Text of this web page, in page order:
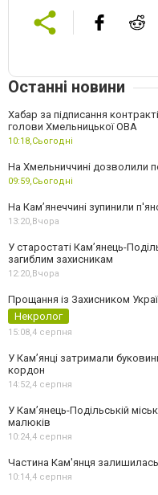
Останні новини
Хабар за підписання
голови Хмельницької ОВА
10:18,Сьогодні
На Хмельниччині дозволили
09:59,Сьогодні
На Камʼянеччині зупинили
13:20,Вчора
У старостаті Кам’янець-
загиблим захисникам
12:20,Вчора
Прощання із Захисником
Некролог
15:08,4 серпня
У Кам’янці затримали
кордон
14:52,4 серпня
У Кам’янець-Подільській
малюків
10:24,4 серпня
Частина Кам'янця
10:14,4 серпня